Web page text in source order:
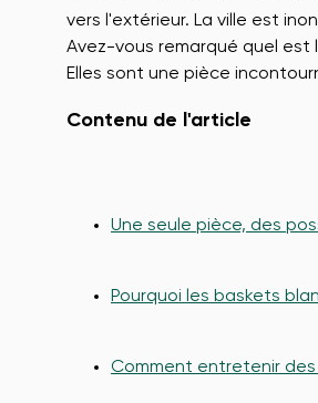
vers l'extérieur. La ville est
Avez-vous remarqué quel est
Elles sont une pièce
Contenu de l'article
Une seule pièce, des
Pourquoi les baskets
Comment entretenir